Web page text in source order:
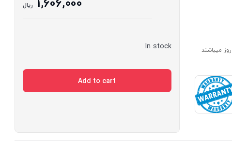
محصولاتی که در حالت پیش خرید هستند دارای مدت ساخت 7 الی 14 روز میباشند
ریال
In stock
Add to cart